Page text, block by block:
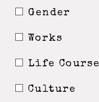
Gender
Works
Life Course
Culture